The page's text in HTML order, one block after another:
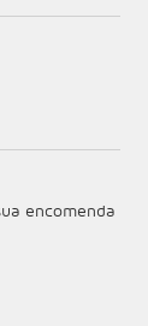
encomenda